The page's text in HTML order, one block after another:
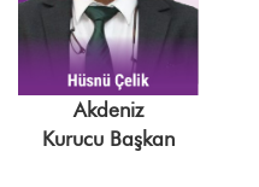
Akdeniz
Kurucu Başkan